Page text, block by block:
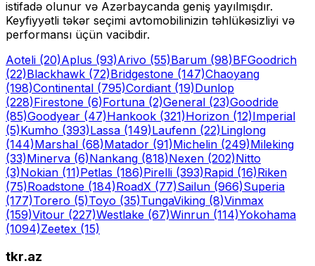
istifadə olunur və Azərbaycanda geniş yayılmışdır.
Keyfiyyətli təkər seçimi avtomobilinizin təhlükəsizliyi və
performansı üçün vacibdir.
Aoteli (20)Aplus (93)Arivo (55)Barum (98)BFGoodrich
(22)Blackhawk (72)Bridgestone (147)Chaoyang
(198)Continental (795)Cordiant (19)Dunlop
(228)Firestone (6)Fortuna (2)General (23)Goodride
(85)Goodyear (47)Hankook (321)Horizon (12)Imperial
(5)Kumho (393)Lassa (149)Laufenn (22)Linglong
(144)Marshal (68)Matador (91)Michelin (249)Mileking
(33)Minerva (6)Nankang (818)Nexen (202)Nitto
(3)Nokian (11)Petlas (186)Pirelli (393)Rapid (16)Riken
(75)Roadstone (184)RoadX (77)Sailun (966)Superia
(177)Torero (5)Toyo (35)TungaViking (8)Vinmax
(159)Vitour (227)Westlake (67)Winrun (114)Yokohama
(1094)Zeetex (15)
tkr.az